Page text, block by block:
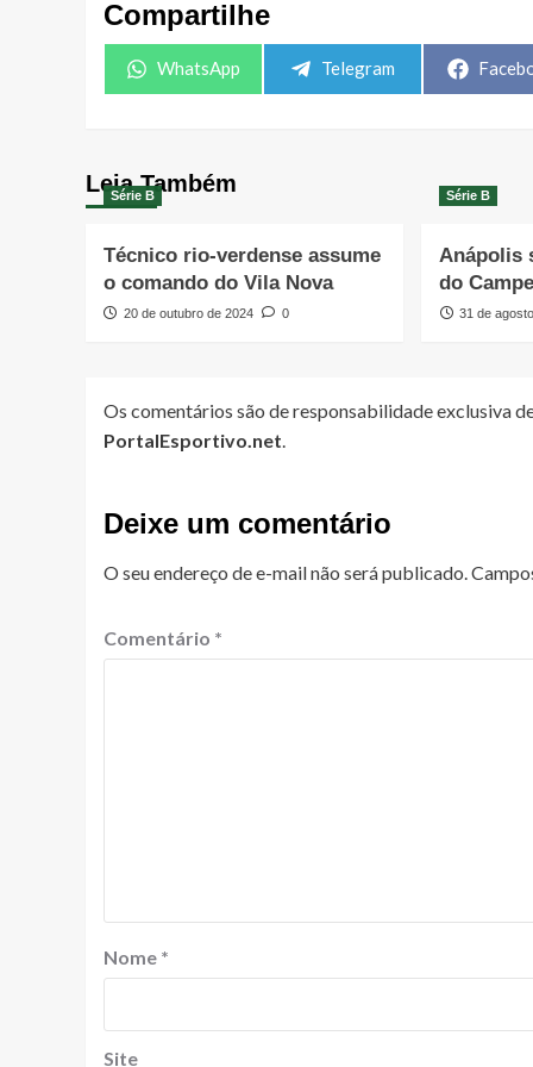
Compartilhe
Share
WhatsApp
Share
Telegram
Share
Leia Também
Série B
Técnico rio-verdense assume
o comando do Vila Nova
20 de outubro de 2024 0
Série B
Anápolis
do
31 de
Os comentários são de responsabilidade exclusiva
PortalEsportivo.net.
Deixe um comentário
O seu endereço de e-mail não será publicado.
Comentário *
Nome *
Site